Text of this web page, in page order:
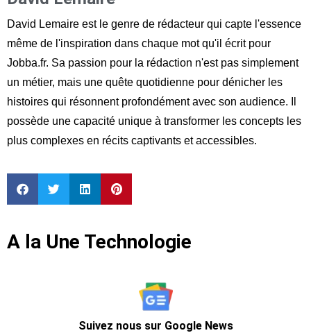
David Lemaire est le genre de rédacteur qui capte l'essence
même de l'inspiration dans chaque mot qu'il écrit pour
Jobba.fr. Sa passion pour la rédaction n'est pas simplement
un métier, mais une quête quotidienne pour dénicher les
histoires qui résonnent profondément avec son audience. Il
possède une capacité unique à transformer les concepts les
plus complexes en récits captivants et accessibles.
A la Une Technologie
Suivez nous sur Google News